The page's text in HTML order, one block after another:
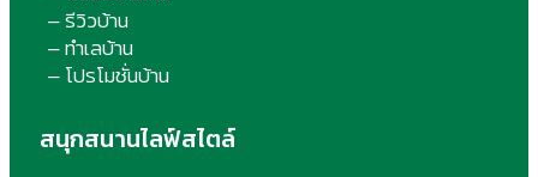
– รีวิวบ้าน
– ทำเลบ้าน
– โปรโมชั่นบ้าน
สนุกสนานไลฟ์สไตล์